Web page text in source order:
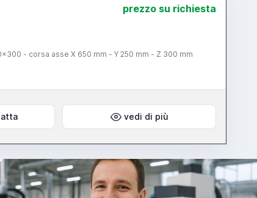
prezzo su richiesta
- corsa asse X 650 mm - Y 250 mm - Z 300 mm
vedi di più